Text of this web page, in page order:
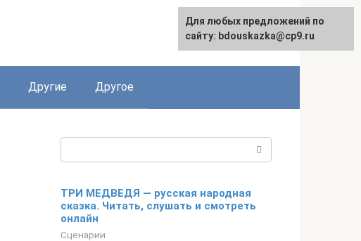
Другие Другое
ТРИ МЕДВЕДЯ — русская народная
сказка. Читать, слушать и смотреть
онлайн
Сценарии
Для любых предложений по
сайту: bdouskazka@cp9.ru